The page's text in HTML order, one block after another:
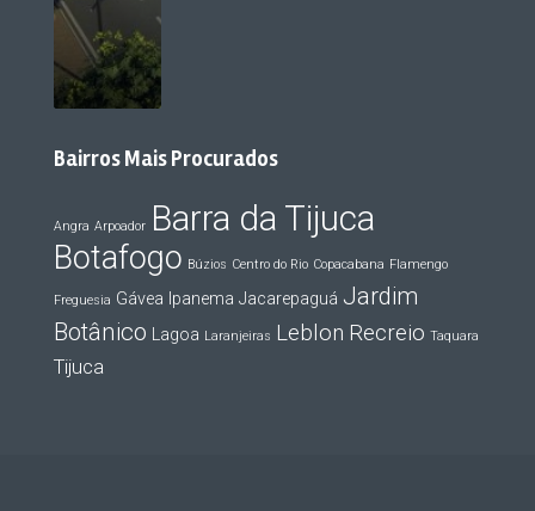
Bairros Mais Procurados
Angra Arpoador Barra da Tijuca
Botafogo Búzios Centro do Rio Copacabana Flamengo
Freguesia Gávea Ipanema Jacarepaguá Jardim
Botânico Lagoa Laranjeiras Leblon Recreio Taquara
Tijuca